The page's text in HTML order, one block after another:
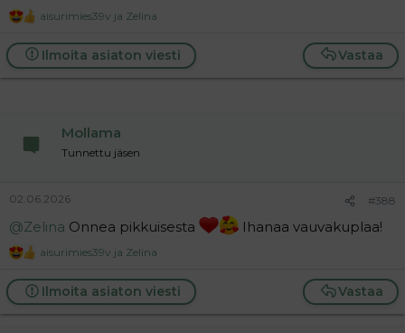
R
a
c
t
aisurimies39v ja Zelina
Vastaa
Ilmoita asiaton viesti
Mollama
Tunnettu jäsen
02.06.2026 #388
@Zelina Onnea pikkuisesta Ihanaa vauvakuplaa!
R
a
c
t
aisurimies39v ja Zelina
Vastaa
Ilmoita asiaton viesti